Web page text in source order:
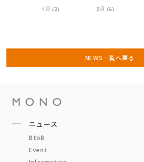
4月 (2)
3月 (6)
NEWS一覧へ戻る
ニュース
BtoB
Event